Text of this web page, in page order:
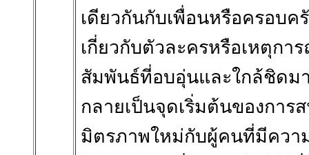
เดียวกันกับเพื่อนหรือครอบ
เกี่ยวกับตัวละครหรือเหตุกา
สัมพันธ์ที่อบอุ่นและใกล้ชิดม
กลายเป็นจุดเริ่มต้นของกา
มิตรภาพใหม่กับผู้คนที่มีควา